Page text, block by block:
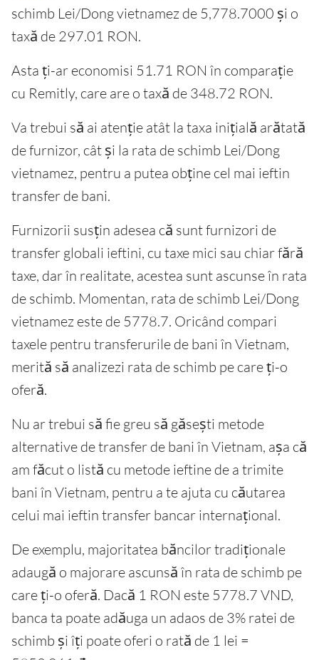
schimb Lei/Dong vietnamez de 5,778.7000 și o
taxă de 297.01 RON.
Asta ți-ar economisi 51.71 RON în comparație
cu Remitly, care are o taxă de 348.72 RON.
Va trebui să ai atenție atât la taxa inițială arătată
de furnizor, cât și la rata de schimb Lei/Dong
vietnamez, pentru a putea obține cel mai ieftin
transfer de bani.
Furnizorii susțin adesea că sunt furnizori de
transfer globali ieftini, cu taxe mici sau chiar fără
taxe, dar în realitate, acestea sunt ascunse în rata
de schimb. Momentan, rata de schimb Lei/Dong
vietnamez este de 5778.7. Oricând compari
taxele pentru transferurile de bani în Vietnam,
merită să analizezi rata de schimb pe care ți-o
oferă.
Nu ar trebui să fie greu să găsești metode
alternative de transfer de bani în Vietnam, așa că
am făcut o listă cu metode ieftine de a trimite
bani în Vietnam, pentru a te ajuta cu căutarea
celui mai ieftin transfer bancar internațional.
De exemplu, majoritatea băncilor tradiționale
adaugă o majorare ascunsă în rata de schimb pe
care ți-o oferă. Dacă 1 RON este 5778.7 VND,
banca ta poate adăuga un adaos de 3% ratei de
schimb și îți poate oferi o rată de 1 lei =